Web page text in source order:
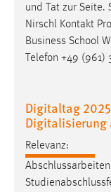
und Tat zur Seite.
Nirschl Kontakt
Business School
Telefon +49 (961)
Digitaltag
Digitalisierung
Relevanz: